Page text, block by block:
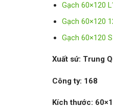
Gạch 60×120
Gạch 60×120
Gạch 60×120
Xuất sứ: Trung
Công ty: 168
Kích thước: